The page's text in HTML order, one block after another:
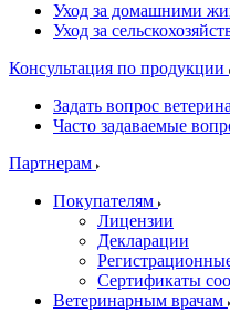
Уход за домашними
Уход за
Консультация по продукции
Задать вопрос
Часто задаваемые
Партнерам
Покупателям
Лицензии
Декларации
Сертификаты
Ветеринарным врачам